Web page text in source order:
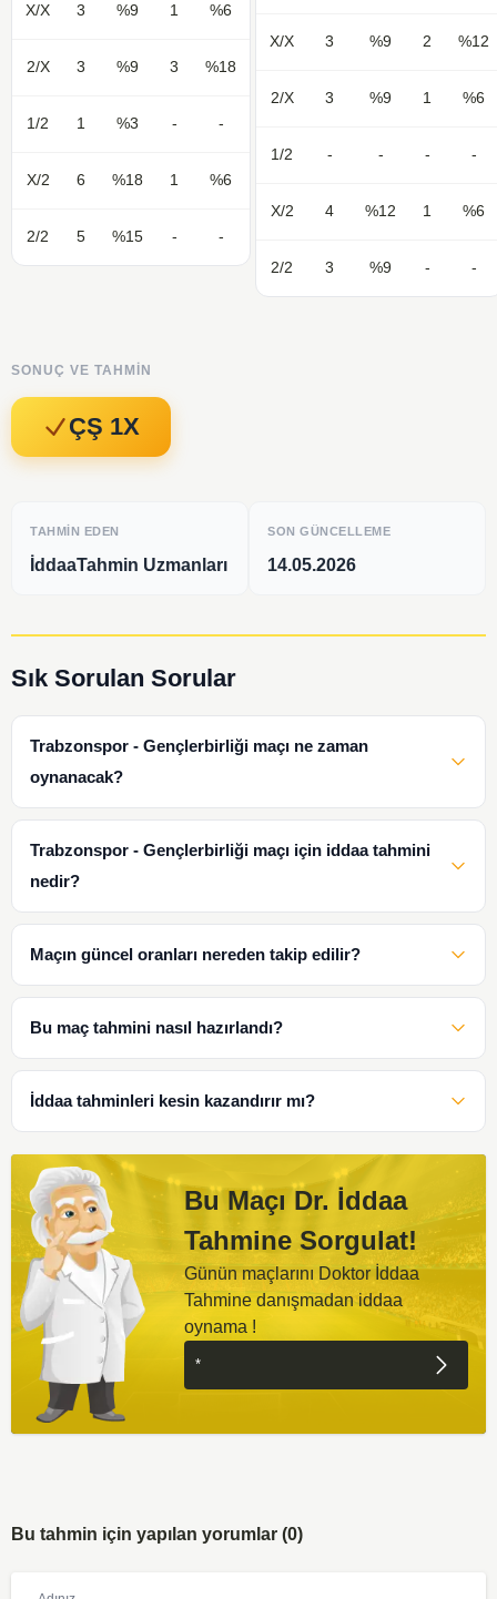
X/X 3 %9 1 %6
2/X 3 %9 3 %18
1/2 1 %3 - -
X/2 6 %18 1 %6
2/2 5 %15 - -
X/X 3 %9 2 %12
2/X 3 %9 1 %6
1/2 - - - -
X/2 4 %12 1 %6
2/2 3 %9 - -
SONUÇ VE TAHMIN
ÇŞ 1X
TAHMIN EDEN
İddaaTahmin Uzmanları
SON GÜNCELLEME
14.05.2026
Sık Sorulan Sorular
Trabzonspor - Gençlerbirliği maçı ne zaman
oynanacak?
Trabzonspor - Gençlerbirliği maçı için iddaa tahmini
nedir?
Maçın güncel oranları nereden takip edilir?
Bu maç tahmini nasıl hazırlandı?
İddaa tahminleri kesin kazandırır mı?
Bu Maçı Dr. İddaa
Tahmine Sorgulat!
Günün maçlarını Doktor İddaa
Tahmine danışmadan iddaa
oynama !
Bu tahmin için yapılan yorumlar (0)